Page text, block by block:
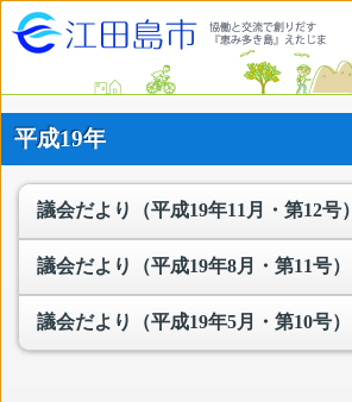
平成19年
議会だより（平成19年11月・第12号）
議会だより（平成19年8月・第11号）
議会だより（平成19年5月・第10号）